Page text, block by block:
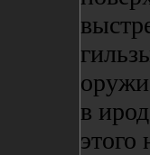
в
этого